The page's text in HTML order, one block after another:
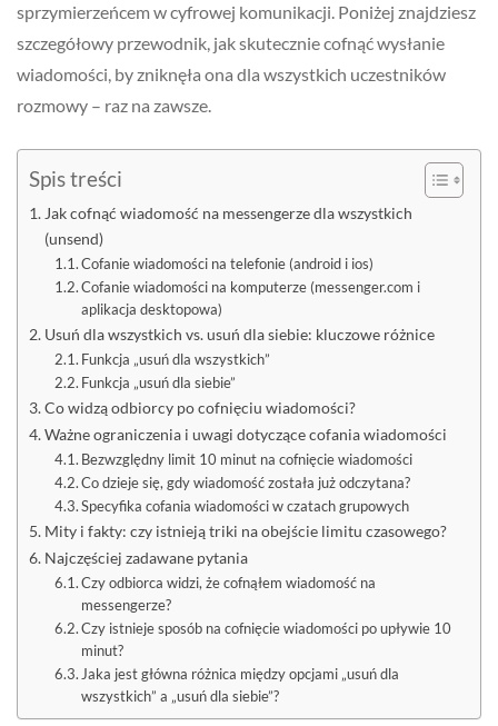
sprzymierzeńcem w cyfrowej komunikacji. Poniżej znajdziesz
szczegółowy przewodnik, jak skutecznie cofnąć wysłanie
wiadomości, by zniknęła ona dla wszystkich uczestników
rozmowy – raz na zawsze.
Spis treści
Jak cofnąć wiadomość na messengerze dla wszystkich
(unsend)
Cofanie wiadomości na telefonie (android i ios)
Cofanie wiadomości na komputerze (messenger.com i
aplikacja desktopowa)
Usuń dla wszystkich vs. usuń dla siebie: kluczowe różnice
Funkcja „usuń dla wszystkich”
Funkcja „usuń dla siebie”
Co widzą odbiorcy po cofnięciu wiadomości?
Ważne ograniczenia i uwagi dotyczące cofania wiadomości
Bezwzględny limit 10 minut na cofnięcie wiadomości
Co dzieje się, gdy wiadomość została już odczytana?
Specyfika cofania wiadomości w czatach grupowych
Mity i fakty: czy istnieją triki na obejście limitu czasowego?
Najczęściej zadawane pytania
Czy odbiorca widzi, że cofnąłem wiadomość na
messengerze?
Czy istnieje sposób na cofnięcie wiadomości po upływie 10
minut?
Jaka jest główna różnica między opcjami „usuń dla
wszystkich” a „usuń dla siebie”?